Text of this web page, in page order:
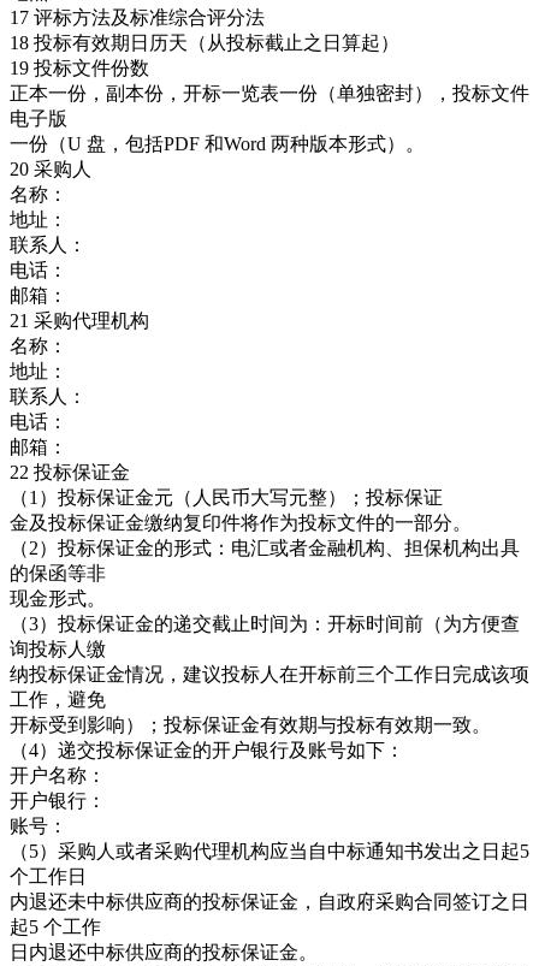
17 评标方法及标准综合评分法
18 投标有效期日历天（从投标截止之日算起）
19 投标文件份数
正本一份，副本份，开标一览表一份（单独密封），投标文件
电子版
一份（U 盘，包括PDF 和Word 两种版本形式）。
20 采购人
名称：
地址：
联系人：
电话：
邮箱：
21 采购代理机构
名称：
地址：
联系人：
电话：
邮箱：
22 投标保证金
（1）投标保证金元（人民币大写元整）；投标保证
金及投标保证金缴纳复印件将作为投标文件的一部分。
（2）投标保证金的形式：电汇或者金融机构、担保机构出具
的保函等非
现金形式。
（3）投标保证金的递交截止时间为：开标时间前（为方便查
询投标人缴
纳投标保证金情况，建议投标人在开标前三个工作日完成该项
工作，避免
开标受到影响）；投标保证金有效期与投标有效期一致。
（4）递交投标保证金的开户银行及账号如下：
开户名称：
开户银行：
账号：
（5）采购人或者采购代理机构应当自中标通知书发出之日起5
个工作日
内退还未中标供应商的投标保证金，自政府采购合同签订之日
起5 个工作
日内退还中标供应商的投标保证金。